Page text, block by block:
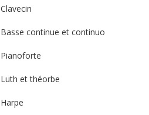
Clavecin
Basse continue et continuo
Pianoforte
Luth et théorbe
Harpe